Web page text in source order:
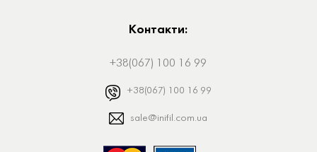
Контакти:
+38(067) 100 16 99
+38(067) 100 16 99
sale@inifil.com.ua